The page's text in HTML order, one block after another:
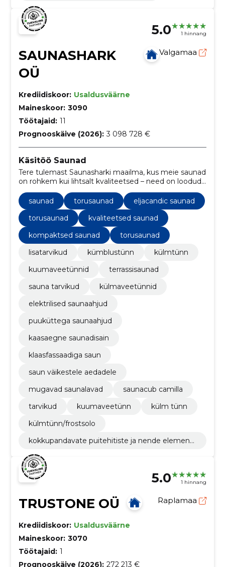
5.0 1 hinnang
SAUNASHARK
OÜ
Valgamaa
Krediidiskoor: Usaldusväärne
Maineskoor: 3090
Töötajaid: 11
Prognooskäive (2026): 3 098 728 €
Käsitöö Saunad
Tere tulemast Saunasharki maailma, kus meie saunad
on rohkem kui lihtsalt kvaliteetsed – need on loodud
armastusega ja tähelepanuga iga detaili suhtes.
saunad
torusaunad
eljacandic saunad
torusaunad
kvaliteetsed saunad
kompaktsed saunad
torusaunad
lisatarvikud
kümblustünn
külmtünn
kuumaveetünnid
terrassisaunad
sauna tarvikud
külmaveetünnid
elektrilised saunaahjud
puuküttega saunaahjud
kaasaegne saunadisain
klaasfassaadiga saun
saun väikestele aedadele
mugavad saunalavad
saunacub camilla
tarvikud
kuumaveetünn
külm tünn
külmtünn/frostsolo
kokkupandavate puitehitiste ja nende elementi
5.0 1 hinnang
TRUSTONE OÜ Raplamaa
Krediidiskoor: Usaldusväärne
Maineskoor: 3070
Töötajaid: 1
Prognooskäive (2026): 272 213 €